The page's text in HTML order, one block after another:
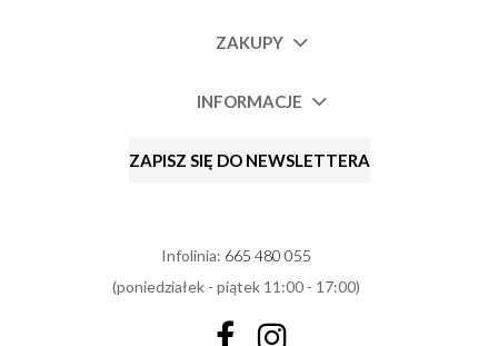
ZAKUPY
INFORMACJE
ZAPISZ SIĘ DO NEWSLETTERA
Infolinia: 665 480 055
(poniedziałek - piątek 11:00 - 17:00)